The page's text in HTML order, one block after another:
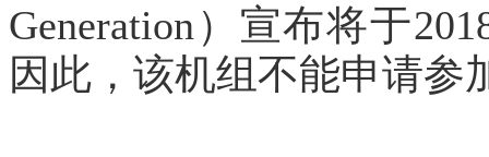
Generation）宣布将于
因此，该机组不能申请参